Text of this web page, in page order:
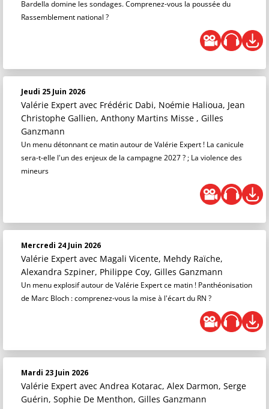
Bardella domine les sondages. Comprenez-vous la poussée du
Rassemblement national ?
Jeudi 25 Juin 2026
Valérie Expert avec Frédéric Dabi, Noémie Halioua, Jean
Christophe Gallien, Anthony Martins Misse , Gilles
Ganzmann
Un menu détonnant ce matin autour de Valérie Expert ! La canicule
sera-t-elle l'un des enjeux de la campagne 2027 ? ; La violence des
mineurs
Mercredi 24 Juin 2026
Valérie Expert avec Magali Vicente, Mehdy Raïche,
Alexandra Szpiner, Philippe Coy, Gilles Ganzmann
Un menu explosif autour de Valérie Expert ce matin ! Panthéonisation
de Marc Bloch : comprenez-vous la mise à l'écart du RN ?
Mardi 23 Juin 2026
Valérie Expert avec Andrea Kotarac, Alex Darmon, Serge
Guérin, Sophie De Menthon, Gilles Ganzmann